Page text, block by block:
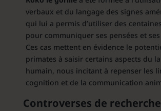
verbaux et du langage des signes
qui lui a permis d’utiliser des
pour communiquer ses pensées et
Ces cas mettent en évidence le
primates à saisir certains aspects du
humain, nous incitant à repenser les
cognition et de la communication
Controverses de recherche